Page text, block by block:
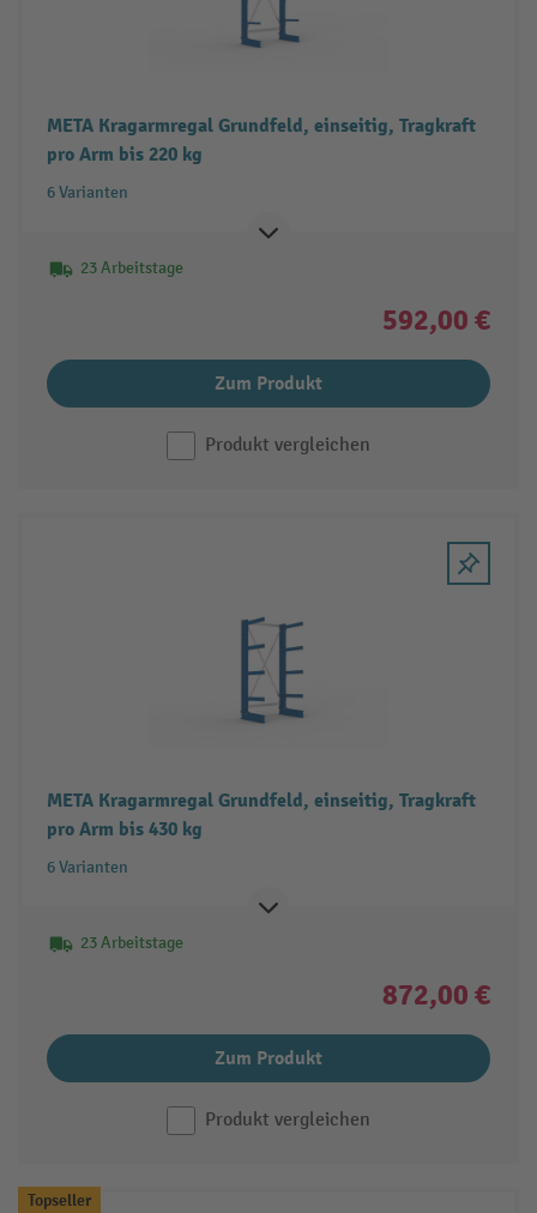
META Kragarmregal Grundfeld, einseitig, Tragkraft
pro Arm bis 220 kg
6 Varianten
23 Arbeitstage
592,00 €
Zum Produkt
Produkt vergleichen
META Kragarmregal Grundfeld, einseitig, Tragkraft
pro Arm bis 430 kg
6 Varianten
23 Arbeitstage
872,00 €
Zum Produkt
Produkt vergleichen
Topseller